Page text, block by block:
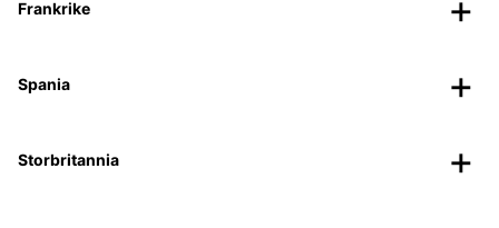
Frankrike
Spania
Storbritannia